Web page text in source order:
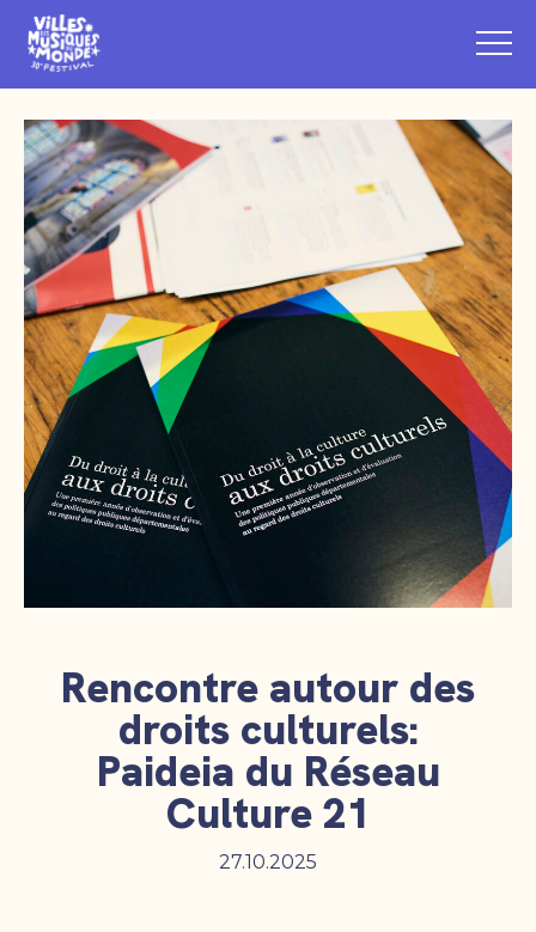
Rencontre autour des
droits culturels:
Paideia du Réseau
Culture 21
27.10.2025